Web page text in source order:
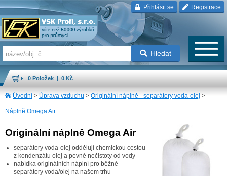
Přihlásit se Registrace
Hledat
0 Položek | 0 Kč
Úvodní > Úprava vzduchu > Originální náplně - separátory voda-olej >
Náplně Omega Air
Originální náplně Omega Air
separátory voda-olej oddělují chemickou cestou
z kondenzátu olej a pevné nečistoty od vody
nabídka originálních náplní pro běžné
separátory voda/olej na našem trhu